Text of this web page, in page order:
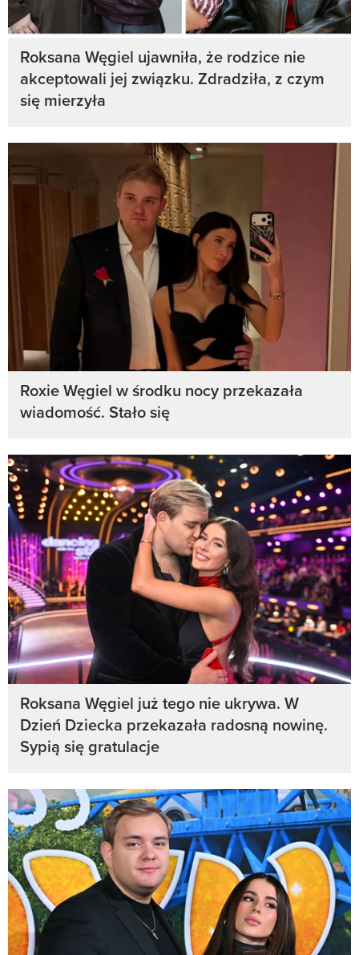
Roksana Węgiel ujawniła, że rodzice nie
akceptowali jej związku. Zdradziła, z czym
się mierzyła
Roxie Węgiel w środku nocy przekazała
wiadomość. Stało się
Roksana Węgiel już tego nie ukrywa. W
Dzień Dziecka przekazała radosną nowinę.
Sypią się gratulacje